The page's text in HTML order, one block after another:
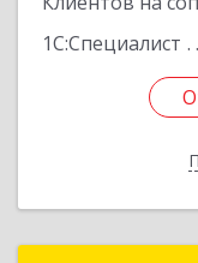
1С:Специалист